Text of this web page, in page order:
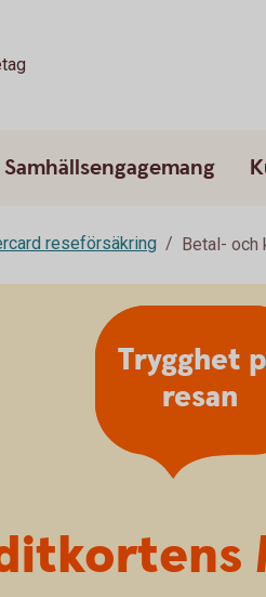
Samhällsengagemang
reseförsäkring Betal- och
Trygghet
resan